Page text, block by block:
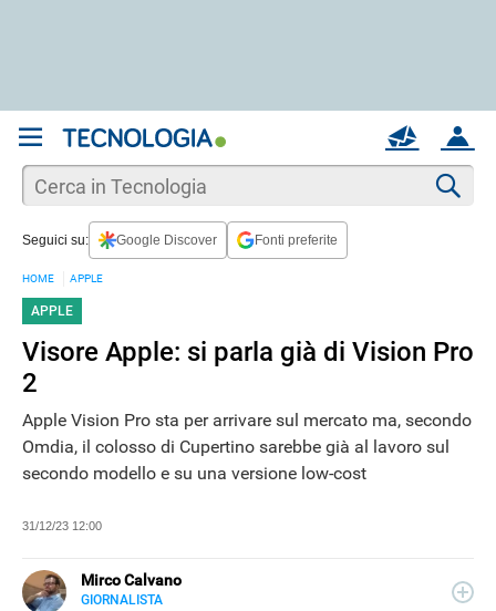
ACCOUNT
MAIL
Seguici su: Google Discover Fonti preferite
HOME APPLE
APPLE
Visore Apple: si parla già di Vision Pro
2
Apple Vision Pro sta per arrivare sul mercato ma, secondo
Omdia, il colosso di Cupertino sarebbe già al lavoro sul
secondo modello e su una versione low-cost
31/12/23 12:00
Mirco Calvano
GIORNALISTA